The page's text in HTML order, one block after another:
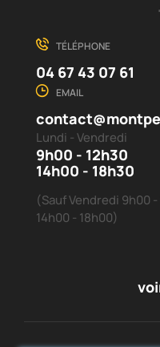
TÉLÉPHONE
04 67 43 07 61
EMAIL
Lundi - Vendredi
9h00 - 12h30
14h00 - 18h30
(Sauf Vendredi 9h00 -
14h00 - 18h00)